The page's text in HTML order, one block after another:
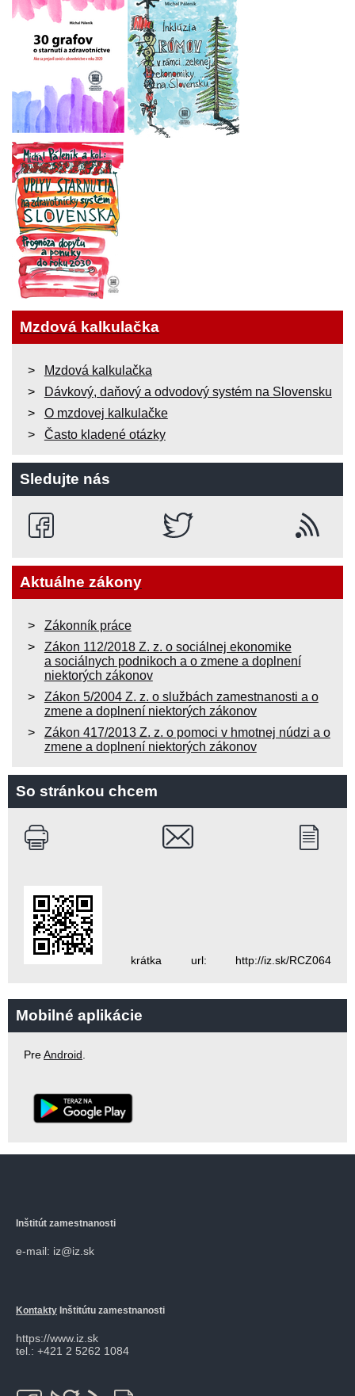
Mzdová kalkulačka
Mzdová kalkulačka
Dávkový, daňový a odvodový systém na Slovensku
O mzdovej kalkulačke
Často kladené otázky
Sledujte nás
Aktuálne zákony
Zákonník práce
Zákon 112/2018 Z. z. o sociálnej ekonomike
a sociálnych podnikoch a o zmene a doplnení
niektorých zákonov
Zákon 5/2004 Z. z. o službách zamestnanosti a o
zmene a doplnení niektorých zákonov
Zákon 417/2013 Z. z. o pomoci v hmotnej núdzi a o
zmene a doplnení niektorých zákonov
So stránkou chcem
krátka url: http://iz.sk/RCZ064
Mobilné aplikácie
PreAndroid.
Inštitút zamestnanosti
e-mail: iz@iz.sk
Kontakty Inštitútu zamestnanosti
https://www.iz.sk
tel.: +421 2 5262 1084